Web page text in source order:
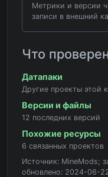
Метрики и версии
записи в внешний
Что
Датапаки
Другие проекты этой
Версии и файлы
12 последних версий
Похожие ресурсы
6 связанных проектов
Источник: MineMods;
обновлено: 2024-06-